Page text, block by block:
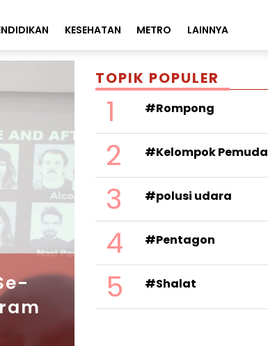
KESEHATAN METRO LAINNYA
TOPIK POPULER
1 #Rompong
2 #Kelompok Pemuda
3 #polusi udara
4 #Pentagon
5 #Shalat